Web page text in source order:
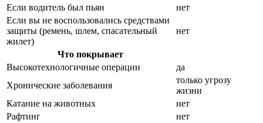
Если водитель был пьян
нет
Если вы не воспользовались средствами
защиты (ремень, шлем, спасательный
жилет)
нет
Что покрывает
Высокотехнологичные операции
да
Хронические заболевания
только угрозу
жизни
Катание на животных
нет
Рафтинг
нет